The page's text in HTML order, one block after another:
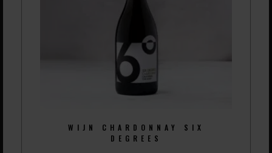
WIJN CHARDONNAY SIX
DEGREES